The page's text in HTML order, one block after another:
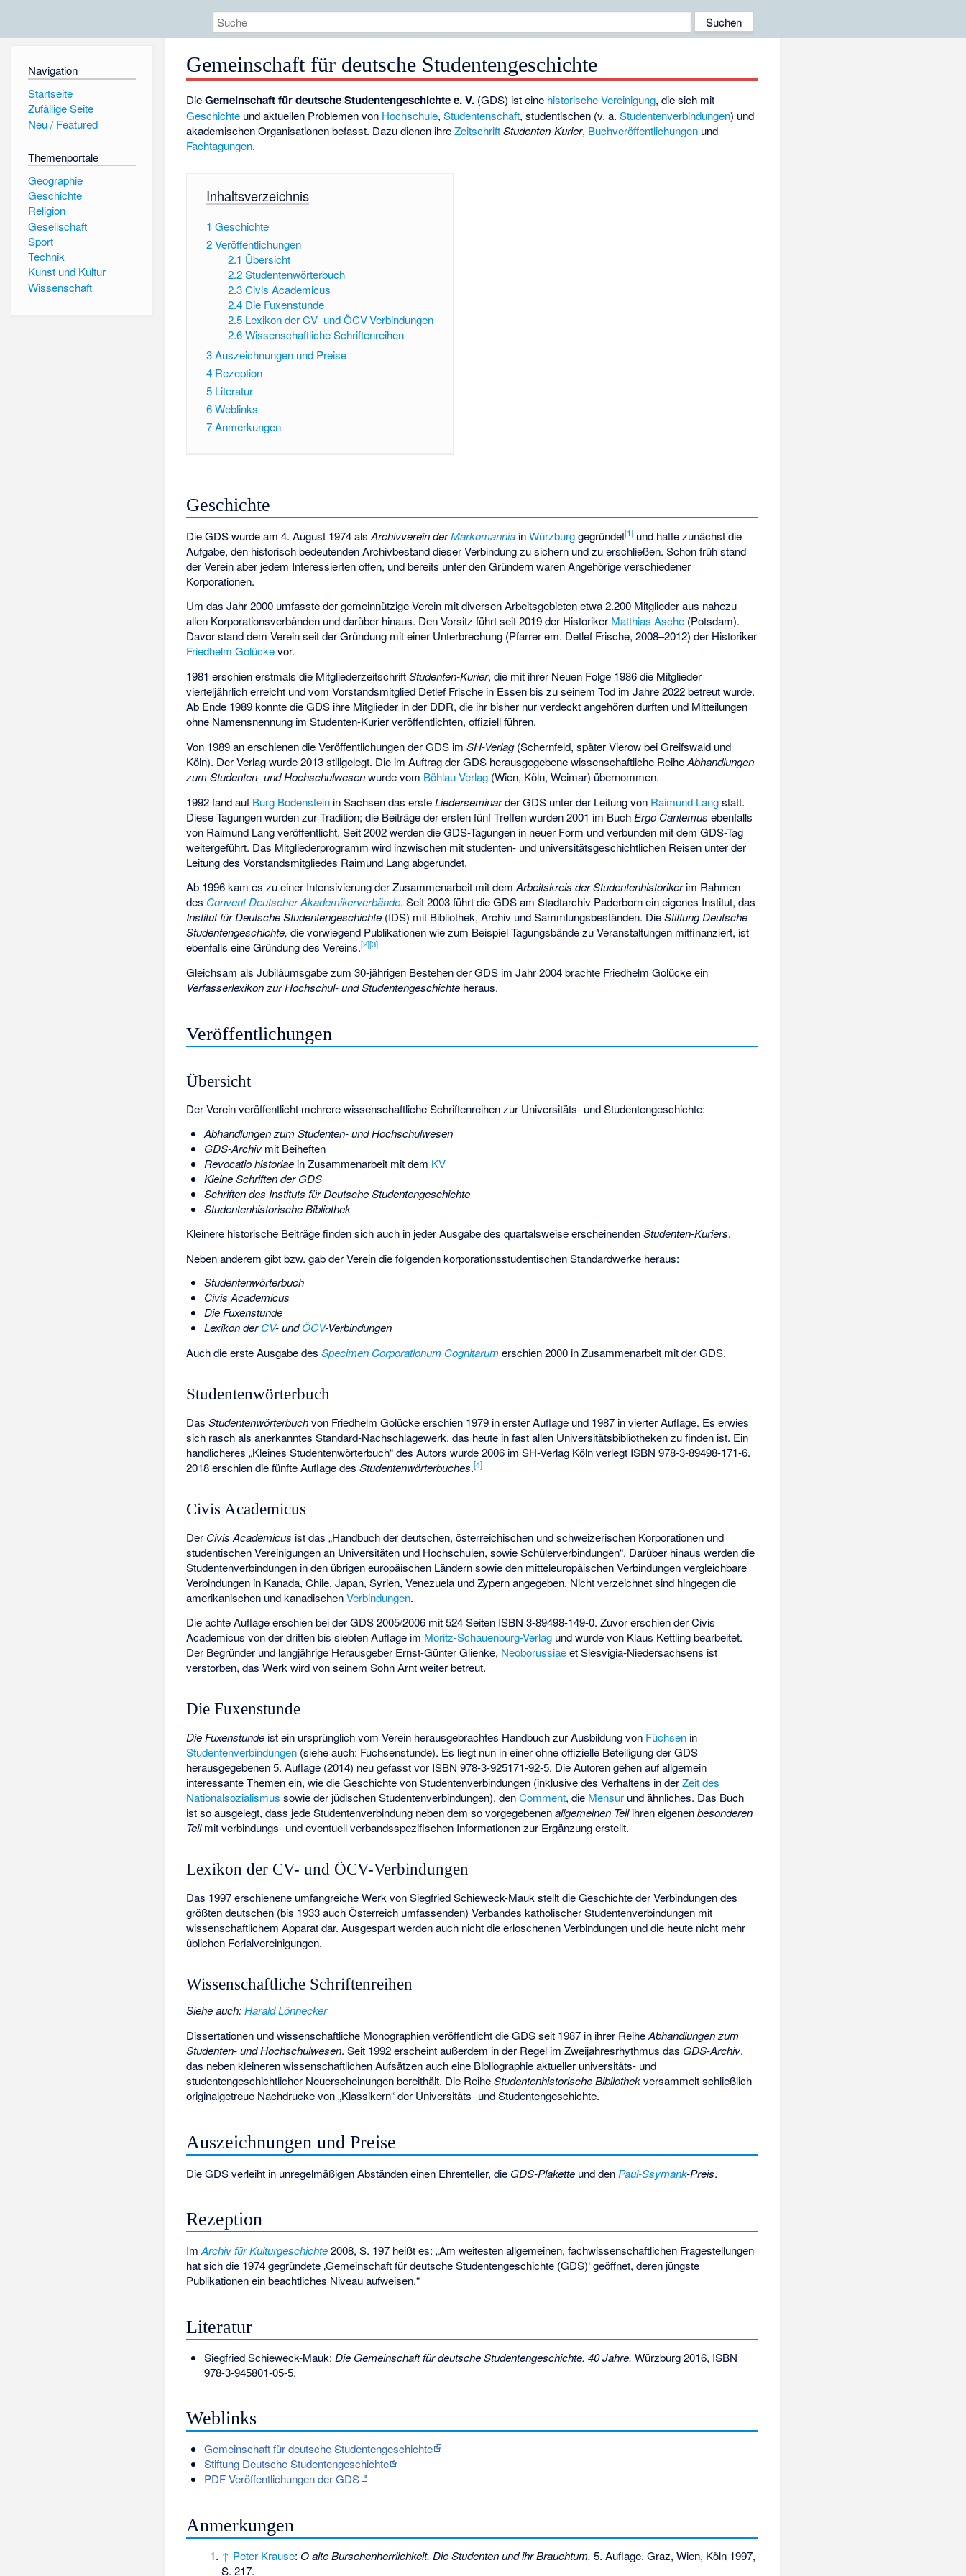
Navigation
Startseite
Zufällige Seite
Neu / Featured
Themenportale
Geographie
Geschichte
Religion
Gesellschaft
Sport
Technik
Kunst und Kultur
Wissenschaft
Gemeinschaft für deutsche Studentengeschichte
DieGemeinschaft für deutsche Studentengeschichte e. V. (GDS) ist eine historische Vereinigung, die sich mit
Geschichte und aktuellen Problemen von Hochschule,Studentenschaft, studentischen (v. a.Studentenverbindungen) und
akademischen Organisationen befasst. Dazu dienen ihreZeitschrift Studenten-Kurier, Buchveröffentlichungen und
Fachtagungen.
Inhaltsverzeichnis
1 Geschichte
2Veröffentlichungen
2.1 Übersicht
2.2 Studentenwörterbuch
2.3 Civis Academicus
2.4 Die Fuxenstunde
2.5 Lexikon der CV- und ÖCV-Verbindungen
2.6 Wissenschaftliche Schriftenreihen
3Auszeichnungen und Preise
4 Rezeption
5 Literatur
6Weblinks
7Anmerkungen
Geschichte
Die GDS wurde am 4. August 1974 alsArchivverein derMarkomannia inWürzburggegründet[1] und hatte zunächst die
Aufgabe, den historisch bedeutenden Archivbestand dieser Verbindung zu sichern und zu erschließen. Schon früh stand
der Verein aber jedem Interessierten offen, und bereits unter den Gründern waren Angehörige verschiedener
Korporationen.
Um das Jahr 2000 umfasste der gemeinnützige Verein mit diversen Arbeitsgebieten etwa 2.200 Mitglieder aus nahezu
allen Korporationsverbänden und darüber hinaus. Den Vorsitz führt seit 2019 der Historiker Matthias Asche (Potsdam).
Davor stand dem Verein seit der Gründung mit einer Unterbrechung (Pfarrer em. Detlef Frische, 2008–2012) der Historiker
Friedhelm Golückevor.
1981 erschien erstmals die MitgliederzeitschriftStudenten-Kurier, die mit ihrer Neuen Folge 1986 die Mitglieder
vierteljährlich erreicht und vom Vorstandsmitglied Detlef Frische in Essen bis zu seinem Tod im Jahre 2022 betreut wurde.
Ab Ende 1989 konnte die GDS ihre Mitglieder in der DDR, die ihr bisher nur verdeckt angehören durften und Mitteilungen
ohne Namensnennung im Studenten-Kurier veröffentlichten, offiziell führen.
Von 1989 an erschienen die Veröffentlichungen der GDS imSH-Verlag(Schernfeld, später Vierow bei Greifswald und
Köln). Der Verlag wurde 2013 stillgelegt. Die im Auftrag der GDS herausgegebene wissenschaftliche ReiheAbhandlungen
zum Studenten- und Hochschulwesenwurde vom Böhlau Verlag (Wien, Köln, Weimar) übernommen.
1992 fand auf Burg Bodenstein in Sachsen das ersteLiederseminarder GDS unter der Leitung von Raimund Langstatt.
Diese Tagungen wurden zur Tradition; die Beiträge der ersten fünf Treffen wurden 2001 im Buch Ergo Cantemus ebenfalls
von Raimund Lang veröffentlicht. Seit 2002 werden die GDS-Tagungen in neuer Form und verbunden mit dem GDS-Tag
weitergeführt. Das Mitgliederprogramm wird inzwischen mit studenten- und universitätsgeschichtlichen Reisen unter der
Leitung des Vorstandsmitgliedes Raimund Lang abgerundet.
Ab 1996 kam es zu einer Intensivierung der Zusammenarbeit mit demArbeitskreis der Studentenhistorikerim Rahmen
des Convent Deutscher Akademikerverbände. Seit 2003 führt die GDS am Stadtarchiv Paderborn ein eigenes Institut, das
Institut für Deutsche Studentengeschichte (IDS) mit Bibliothek, Archiv und Sammlungsbeständen. DieStiftung Deutsche
Studentengeschichte, die vorwiegend Publikationen wie zum Beispiel Tagungsbände zu Veranstaltungen mitfinanziert, ist
ebenfalls eine Gründung des Vereins.[2][3]
Gleichsam als Jubiläumsgabe zum 30-jährigen Bestehen der GDS im Jahr 2004 brachte Friedhelm Golücke ein
Verfasserlexikon zur Hochschul- und Studentengeschichte heraus.
Veröffentlichungen
Übersicht
Der Verein veröffentlicht mehrere wissenschaftliche Schriftenreihen zur Universitäts- und Studentengeschichte:
Abhandlungen zum Studenten- und Hochschulwesen
GDS-Archivmit Beiheften
Revocatio historiaein Zusammenarbeit mit dem KV
Kleine Schriften der GDS
Schriften des Instituts für Deutsche Studentengeschichte
Studentenhistorische Bibliothek
Kleinere historische Beiträge finden sich auch in jeder Ausgabe des quartalsweise erscheinendenStudenten-Kuriers.
Neben anderem gibt bzw. gab der Verein die folgenden korporationsstudentischen Standardwerke heraus:
Studentenwörterbuch
Civis Academicus
Die Fuxenstunde
Lexikon derCV- undÖCV-Verbindungen
Auch die erste Ausgabe desSpecimen Corporationum Cognitarum erschien 2000 in Zusammenarbeit mit der GDS.
Studentenwörterbuch
DasStudentenwörterbuchvon Friedhelm Golücke erschien 1979 in erster Auflage und 1987 in vierter Auflage. Es erwies
sich rasch als anerkanntes Standard-Nachschlagewerk, das heute in fast allen Universitätsbibliotheken zu finden ist. Ein
handlicheres „Kleines Studentenwörterbuch“ des Autors wurde 2006 im SH-Verlag Köln verlegt ISBN 978-3-89498-171-6.
2018 erschien die fünfte Auflage desStudentenwörterbuches.[4]
Civis Academicus
Der Civis Academicus ist das „Handbuch der deutschen, österreichischen und schweizerischen Korporationen und
studentischen Vereinigungen an Universitäten und Hochschulen, sowie Schülerverbindungen“. Darüber hinaus werden die
Studentenverbindungen in den übrigen europäischen Ländern sowie den mitteleuropäischen Verbindungen vergleichbare
Verbindungen in Kanada, Chile, Japan, Syrien, Venezuela und Zypern angegeben. Nicht verzeichnet sind hingegen die
amerikanischen und kanadischenVerbindungen.
Die achte Auflage erschien bei der GDS 2005/2006 mit 524 Seiten ISBN 3-89498-149-0. Zuvor erschien der Civis
Academicus von der dritten bis siebten Auflage im Moritz-Schauenburg-Verlag und wurde von Klaus Kettling bearbeitet.
Der Begründer und langjährige Herausgeber Ernst-Günter Glienke, NeoborussiaeetSlesvigia-Niedersachsens ist
verstorben, das Werk wird von seinem Sohn Arnt weiter betreut.
Die Fuxenstunde
Die Fuxenstunde ist ein ursprünglich vom Verein herausgebrachtes Handbuch zur Ausbildung von Füchsen in
Studentenverbindungen (siehe auch: Fuchsenstunde). Es liegt nun in einer ohne offizielle Beteiligung der GDS
herausgegebenen 5. Auflage (2014) neu gefasst vor ISBN 978-3-925171-92-5. Die Autoren gehen auf allgemein
interessante Themen ein, wie die Geschichte von Studentenverbindungen (inklusive des Verhaltens in derZeit des
Nationalsozialismus sowie der jüdischen Studentenverbindungen), denComment, die Mensur und ähnliches. Das Buch
ist so ausgelegt, dass jede Studentenverbindung neben dem so vorgegebenenallgemeinen Teilihren eigenenbesonderen
Teilmit verbindungs- und eventuell verbandsspezifischen Informationen zur Ergänzung erstellt.
Lexikon der CV- und ÖCV-Verbindungen
Das 1997 erschienene umfangreiche Werk von Siegfried Schieweck-Mauk stellt die Geschichte der Verbindungen des
größten deutschen (bis 1933 auch Österreich umfassenden) Verbandes katholischer Studentenverbindungen mit
wissenschaftlichem Apparat dar. Ausgespart werden auch nicht die erloschenen Verbindungen und die heute nicht mehr
üblichen Ferialvereinigungen.
Wissenschaftliche Schriftenreihen
Siehe auch:Harald Lönnecker
Dissertationen und wissenschaftliche Monographien veröffentlicht die GDS seit 1987 in ihrer ReiheAbhandlungen zum
Studenten- und Hochschulwesen. Seit 1992 erscheint außerdem in der Regel im Zweijahresrhythmus das GDS-Archiv,
das neben kleineren wissenschaftlichen Aufsätzen auch eine Bibliographie aktueller universitäts- und
studentengeschichtlicher Neuerscheinungen bereithält. Die ReiheStudentenhistorische Bibliothekversammelt schließlich
originalgetreue Nachdrucke von „Klassikern“ der Universitäts- und Studentengeschichte.
Auszeichnungen und Preise
Die GDS verleiht in unregelmäßigen Abständen einen Ehrenteller, die GDS-Plakette und den Paul-Ssymank-Preis.
Rezeption
ImArchiv für Kulturgeschichte2008, S. 197 heißt es: „Am weitesten allgemeinen, fachwissenschaftlichen Fragestellungen
hat sich die 1974 gegründete ‚Gemeinschaft für deutsche Studentengeschichte (GDS)‘ geöffnet, deren jüngste
Publikationen ein beachtliches Niveau aufweisen.“
Literatur
Siegfried Schieweck-Mauk: Die Gemeinschaft für deutsche Studentengeschichte. 40 Jahre. Würzburg 2016, ISBN
978-3-945801-05-5.
Weblinks
Gemeinschaft für deutsche Studentengeschichte
Stiftung Deutsche Studentengeschichte
PDF Veröffentlichungen der GDS
Anmerkungen
↑ Peter Krause: O alte Burschenherrlichkeit. Die Studenten und ihr Brauchtum. 5. Auflage. Graz, Wien, Köln 1997,
S. 217.